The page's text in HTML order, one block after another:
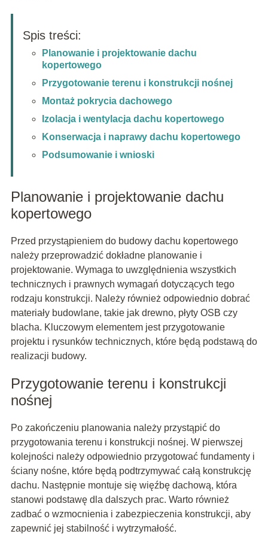
Spis treści:
Planowanie i projektowanie dachu
kopertowego
Przygotowanie terenu i konstrukcji nośnej
Montaż pokrycia dachowego
Izolacja i wentylacja dachu kopertowego
Konserwacja i naprawy dachu kopertowego
Podsumowanie i wnioski
Planowanie i projektowanie dachu
kopertowego
Przed przystąpieniem do budowy dachu kopertowego
należy przeprowadzić dokładne planowanie i
projektowanie. Wymaga to uwzględnienia wszystkich
technicznych i prawnych wymagań dotyczących tego
rodzaju konstrukcji. Należy również odpowiednio dobrać
materiały budowlane, takie jak drewno, płyty OSB czy
blacha. Kluczowym elementem jest przygotowanie
projektu i rysunków technicznych, które będą podstawą do
realizacji budowy.
Przygotowanie terenu i konstrukcji
nośnej
Po zakończeniu planowania należy przystąpić do
przygotowania terenu i konstrukcji nośnej. W pierwszej
kolejności należy odpowiednio przygotować fundamenty i
ściany nośne, które będą podtrzymywać całą konstrukcję
dachu. Następnie montuje się więźbę dachową, która
stanowi podstawę dla dalszych prac. Warto również
zadbać o wzmocnienia i zabezpieczenia konstrukcji, aby
zapewnić jej stabilność i wytrzymałość.